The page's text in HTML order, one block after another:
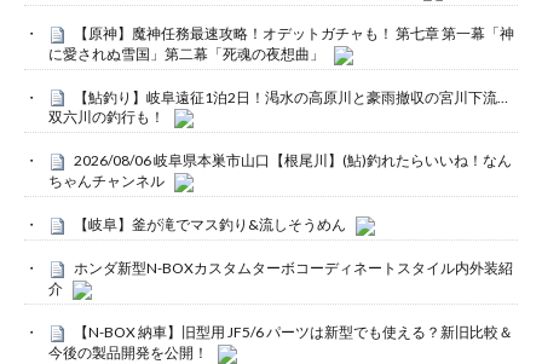
【原神】魔神任務最速攻略！オデットガチャも！ 第七章 第一幕「神
に愛されぬ雪国」第二幕「死魂の夜想曲」
【鮎釣り】岐阜遠征1泊2日！渇水の高原川と豪雨撤収の宮川下流…
双六川の釣行も！
2026/08/06 岐阜県本巣市山口【根尾川】(鮎)釣れたらいいね！なん
ちゃんチャンネル
【岐阜】釜が滝でマス釣り&流しそうめん
ホンダ新型N-BOXカスタムターボコーディネートスタイル内外装紹
介
【N-BOX 納車】旧型用 JF5/6 パーツは新型でも使える？新旧比較＆
今後の製品開発を公開！